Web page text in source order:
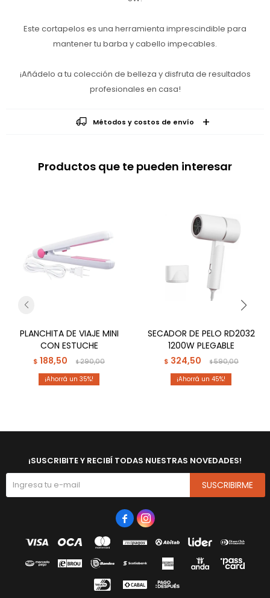
Este cortapelos es una herramienta imprescindible para
mantener tu barba y cabello impecables.
¡Añádelo a tu colección de belleza y disfruta de resultados
profesionales en casa!
Métodos y costos de envío
Productos que te pueden interesar
PLANCHITA DE VIAJE MINI
CON ESTUCHE
$ 188,50 $290,00
35
SECADOR DE PELO RD2032
1200W PLEGABLE
$ 324,50 $590,00
45
¡SUSCRIBITE Y RECIBÍ TODAS NUESTRAS NOVEDADES!
SUSCRIBIRME
 